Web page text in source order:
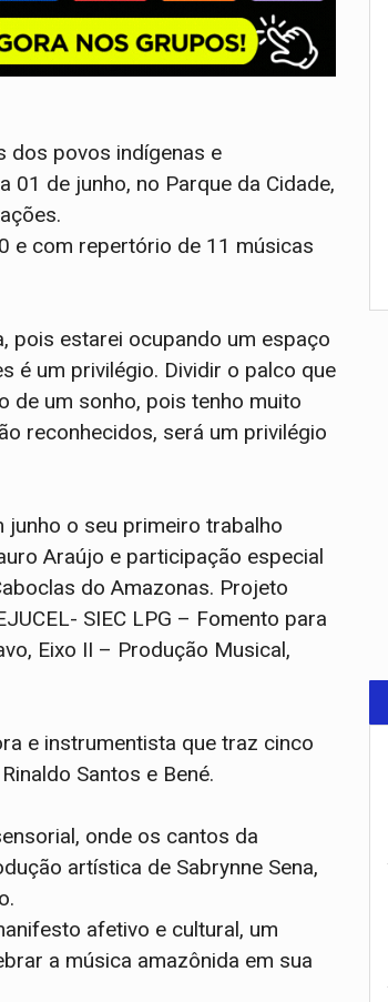
dos povos indígenas e
de junho, no Parque da Cidade,
e com repertório de 11 músicas
pois estarei ocupando um espaço
é um privilégio. Dividir o palco que
de um sonho, pois tenho muito
reconhecidos, será um privilégio
junho o seu primeiro trabalho
Araújo e participação especial
do Amazonas. Projeto
SIEC LPG – Fomento para
Eixo II – Produção Musical,
e instrumentista que traz cinco
Santos e Bené.
onde os cantos da
artística de Sabrynne Sena,
afetivo e cultural, um
a música amazônida em sua